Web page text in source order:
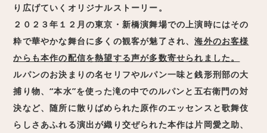
り広げていくオリジナルストーリー。
２０２３年１２月の東京・新橋演舞場での上演時にはその
粋で華やかな舞台に多くの観客が魅了され、海外のお客様
からも本作の配信を熱望する声が多数寄せられました。
ルパンのお決まりの名セリフやルパン一味と銭形刑部の大
捕り物、“本水”を使った滝の中でのルパンと五右衛門の対
決など、随所に散りばめられた原作のエッセンスと歌舞伎
らしさあふれる演出が織り交ぜられた本作は片岡愛之助、